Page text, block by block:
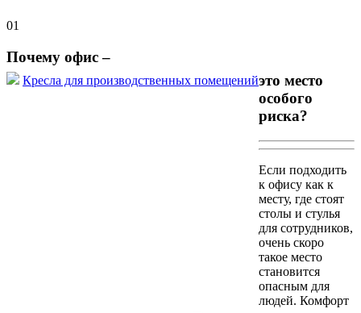
Кресла для производственных помещений
01
Почему офис –
это место
особого
риска?
Если подходить
к офису как к
месту, где стоят
столы и стулья
для сотрудников,
очень скоро
такое место
становится
опасным для
людей. Комфорт